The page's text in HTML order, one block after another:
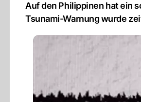
Auf den Philippinen hat ein
Tsunami-Warnung wurde